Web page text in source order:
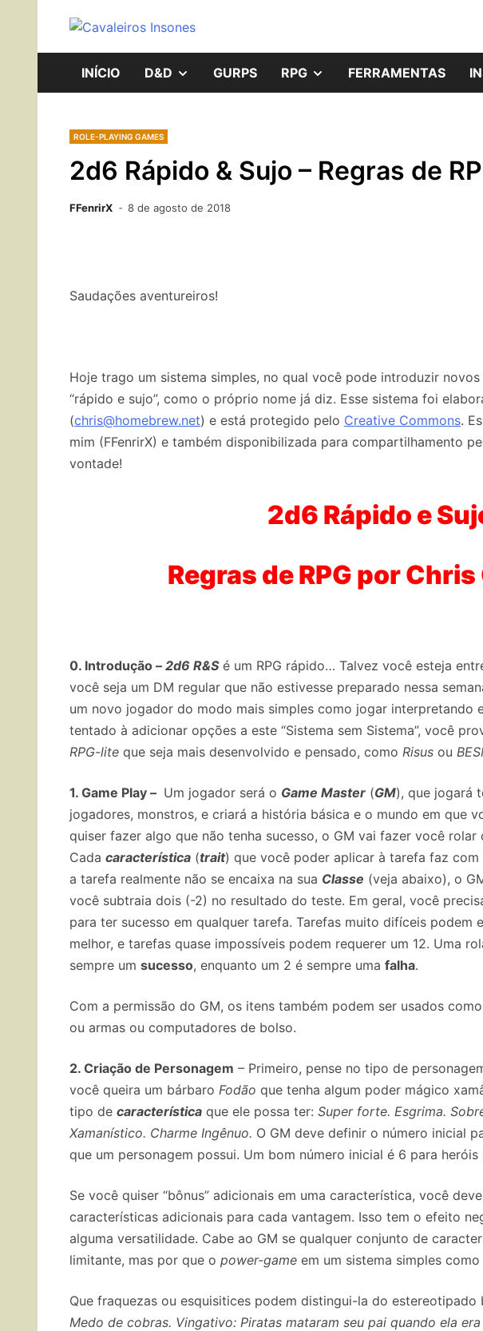
Os
INÍCIO D&D SHOWGURPS RPG SHOWFERRAMENTAS
ROLE-PLAYING GAMES
2d6 Rápido & Sujo – Regras de
FFenrirX 8 de agosto de 2018
Saudações aventureiros!
Hoje trago um sistema simples, no qual você pode introduzir
“rápido e sujo”, como o próprio nome já diz. Esse sistema foi
(chris@homebrew.net) e está protegido pelo Creative Commons.
mim (FFenrirX) e também disponibilizada para compartilhamento
vontade!
2d6 Rápido e
Regras de RPG por
0. Introdução – 2d6 R&Sé um RPG rápido… Talvez você esteja
você seja um DM regular que não estivesse preparado nessa
um novo jogador do modo mais simples como jogar interpretando
tentado à adicionar opções a este “Sistema sem Sistema”, você
RPG-lite que seja mais desenvolvido e pensado, como Risus ou
1. Game Play – Um jogador será o Game Master (GM), que jogará
jogadores, monstros, e criará a história básica e o mundo em que
quiser fazer algo que não tenha sucesso, o GM vai fazer você rolar
Cada característica (trait) que você poder aplicar à tarefa faz com
a tarefa realmente não se encaixa na sua Classe (veja abaixo), o
você subtraia dois (-2) no resultado do teste. Em geral, você
para ter sucesso em qualquer tarefa. Tarefas muito difíceis podem
melhor, e tarefas quase impossíveis podem requerer um 12. Uma
sempre um sucesso, enquanto um 2 é sempre uma falha.
Com a permissão do GM, os itens também podem ser usados como
ou armas ou computadores de bolso.
2. Criação de Personagem – Primeiro, pense no tipo de
você queira um bárbaro Fodão que tenha algum poder mágico
tipo de característica que ele possa ter: Super forte. Esgrima.
Xamanístico. Charme Ingênuo. O GM deve definir o número inicial
que um personagem possui. Um bom número inicial é 6 para heróis
Se você quiser “bônus” adicionais em uma característica, você
características adicionais para cada vantagem. Isso tem o efeito
alguma versatilidade. Cabe ao GM se qualquer conjunto de
limitante, mas por que o power-game em um sistema simples como
Que fraquezas ou esquisitices podem distingui-la do estereotipado
Medo de cobras. Vingativo: Piratas mataram seu pai quando ela